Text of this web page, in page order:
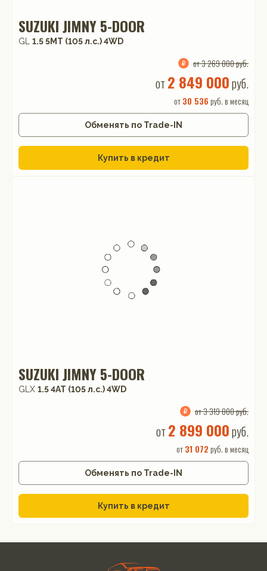
SUZUKI JIMNY 5-DOOR
GL 1.5 5MT (105 л.с.) 4WD
от 3 269 000 руб.
от 2 849 000руб.
от30 536 руб. в месяц
Обменять по Trade-IN
Купить в кредит
SUZUKI JIMNY 5-DOOR
GLX 1.5 4AT (105 л.с.) 4WD
от 3 319 000 руб.
от 2 899 000руб.
от31 072 руб. в месяц
Обменять по Trade-IN
Купить в кредит